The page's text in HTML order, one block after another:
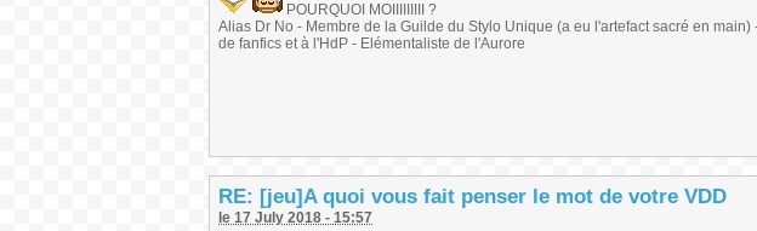
POURQUOI MOIIIIIIIII ?
Alias Dr No - Membre de la Guilde du Stylo Unique (a eu l'artefact sacré en
de fanfics et à l'HdP - Elémentaliste de l'Aurore
RE: [jeu]A quoi vous fait penser le mot de votre VDD
le 17 July 2018 - 15:57